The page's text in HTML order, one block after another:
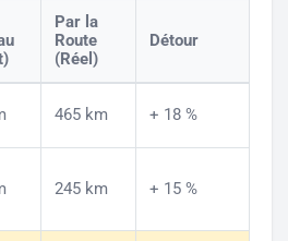
Par la
Route
(Réel)
Détour
465 km + 18 %
245 km + 15 %